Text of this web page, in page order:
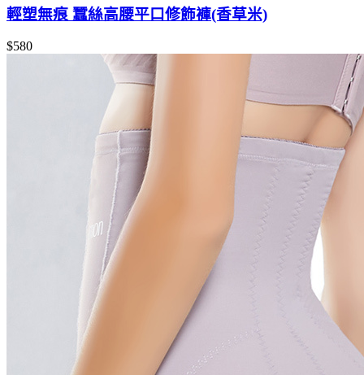
輕塑無痕 蠶絲高腰平口修飾褲(香草米)
$580